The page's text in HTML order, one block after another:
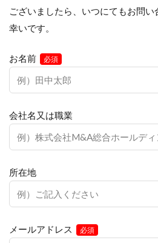
ございましたら、いつにてもお問
幸いです。
お名前 必須
会社名又は職業
所在地
メールアドレス 必須